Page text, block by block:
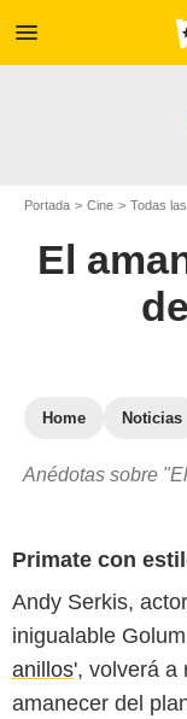
menu
Portada Cine Todas
El
Home Noticias
Anédotas sobre
Primate con
Andy Serkis,
inigualable
anillos', volverá a
amanecer del